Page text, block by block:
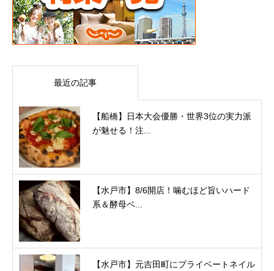
最近の記事
【船橋】日本大会優勝・世界3位の実力派
が魅せる！注...
【水戸市】8/6開店！噛むほど旨いハード
系＆酵母ベ...
【水戸市】元吉田町にプライベートネイル